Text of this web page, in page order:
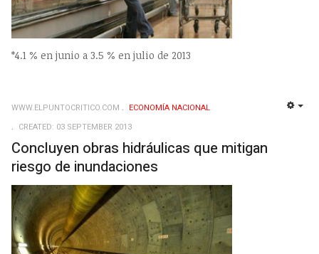
*4.1 % en junio a 3.5 % en julio de 2013
WWW.ELPUNTOCRITICO.COM
ECONOMÍ­A NACIONAL
CREATED: 03 SEPTEMBER 2013
Concluyen obras hidráulicas que mitigan
riesgo de inundaciones